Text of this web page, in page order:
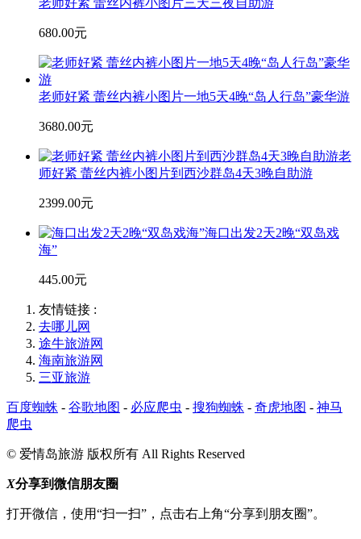
老师好紧 蕾丝内裤小图片三天三夜自助游
680.00元
老师好紧 蕾丝内裤小图片一地5天4晚“岛人行岛”豪华游
3680.00元
老
师好紧 蕾丝内裤小图片到西沙群岛4天3晚自助游
2399.00元
海口出发2天2晚“双岛戏
海”
445.00元
友情链接 :
去哪儿网
途牛旅游网
海南旅游网
三亚旅游
百度蜘蛛 - 谷歌地图 - 必应爬虫 - 搜狗蜘蛛 - 奇虎地图 - 神马
爬虫
© 爱情岛旅游 版权所有 All Rights Reserved
X分享到微信朋友圈
打开微信，使用“扫一扫”，点击右上角“分享到朋友圈”。